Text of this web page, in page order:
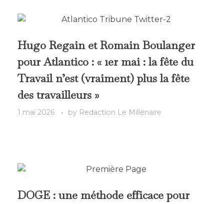
Hugo Regain et Romain Boulanger
pour Atlantico : « 1er mai : la fête du
Travail n’est (vraiment) plus la fête
des travailleurs »
1 mai 2026 by Redaction Le Millénaire
DOGE : une méthode efficace pour